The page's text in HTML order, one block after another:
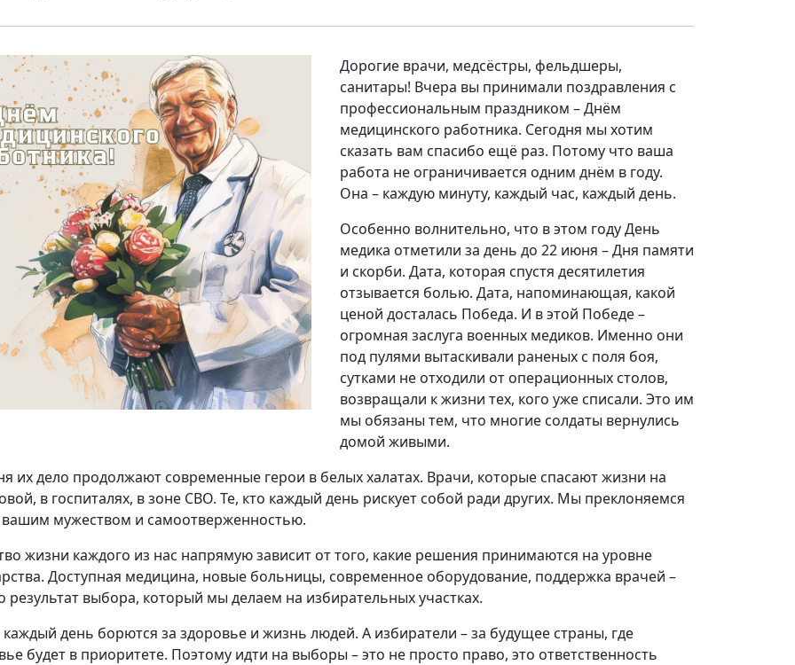
Дорогие врачи, медсёстры, фельдшеры,
санитары! Вчера вы принимали поздравления с
профессиональным праздником – Днём
медицинского работника. Сегодня мы хотим
сказать вам спасибо ещё раз. Потому что ваша
работа не ограничивается одним днём в году.
Она – каждую минуту, каждый час, каждый день.
Особенно волнительно, что в этом году День
медика отметили за день до 22 июня – Дня памяти
и скорби. Дата, которая спустя десятилетия
отзывается болью. Дата, напоминающая, какой
ценой досталась Победа. И в этой Победе –
огромная заслуга военных медиков. Именно они
под пулями вытаскивали раненых с поля боя,
сутками не отходили от операционных столов,
возвращали к жизни тех, кого уже списали. Это им
мы обязаны тем, что многие солдаты вернулись
домой живыми.
их дело продолжают современные герои в белых халатах. Врачи, которые спасают жизни на
в госпиталях, в зоне СВО. Те, кто каждый день рискует собой ради других. Мы преклоняемся
вашим мужеством и самоотверженностью.
жизни каждого из нас напрямую зависит от того, какие решения принимаются на уровне
Доступная медицина, новые больницы, современное оборудование, поддержка врачей –
результат выбора, который мы делаем на избирательных участках.
день борются за здоровье и жизнь людей. А избиратели – за будущее страны, где
будет в приоритете. Поэтому идти на выборы – это не просто право, это ответственность